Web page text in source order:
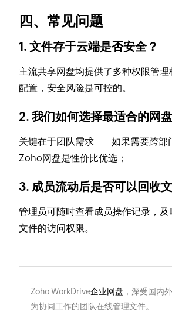
四、常见问题
1. 文件存于云端是否安全？
主流共享网盘均提供了多种权限管
配置，安全风险是可控的。
2. 我们如何选择最适合的网
关键在于团队需求——如果需要跨部
Zoho网盘是性价比优选；
3. 成员流动后是否可以回收
管理员可随时查看成员操作记录，及
文件的访问权限。
Zoho WorkDrive企业网盘 ，深受国内
为协同工作的团队在线管理文件。